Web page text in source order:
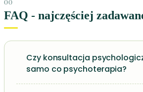
FAQ - najczęściej
Czy konsultacja
samo co psychoterapia?